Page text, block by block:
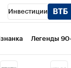
Инвестиции
Город
Легенды